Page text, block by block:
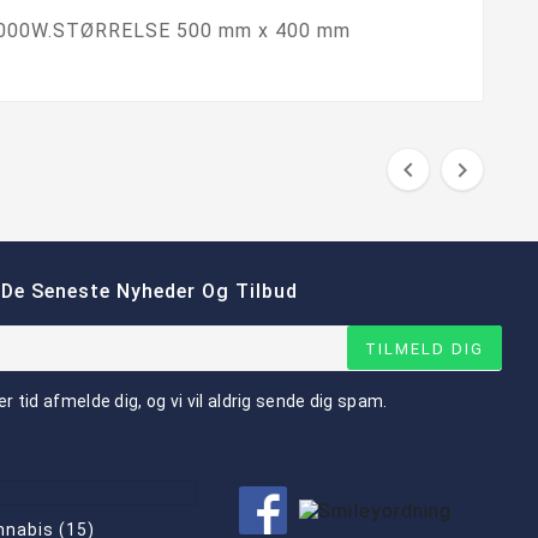
500 mm x 400 mm
 
Seneste Nyheder Og Tilbud
TILMELD DIG
tid afmelde dig, og vi vil aldrig sende dig spam.
(15)